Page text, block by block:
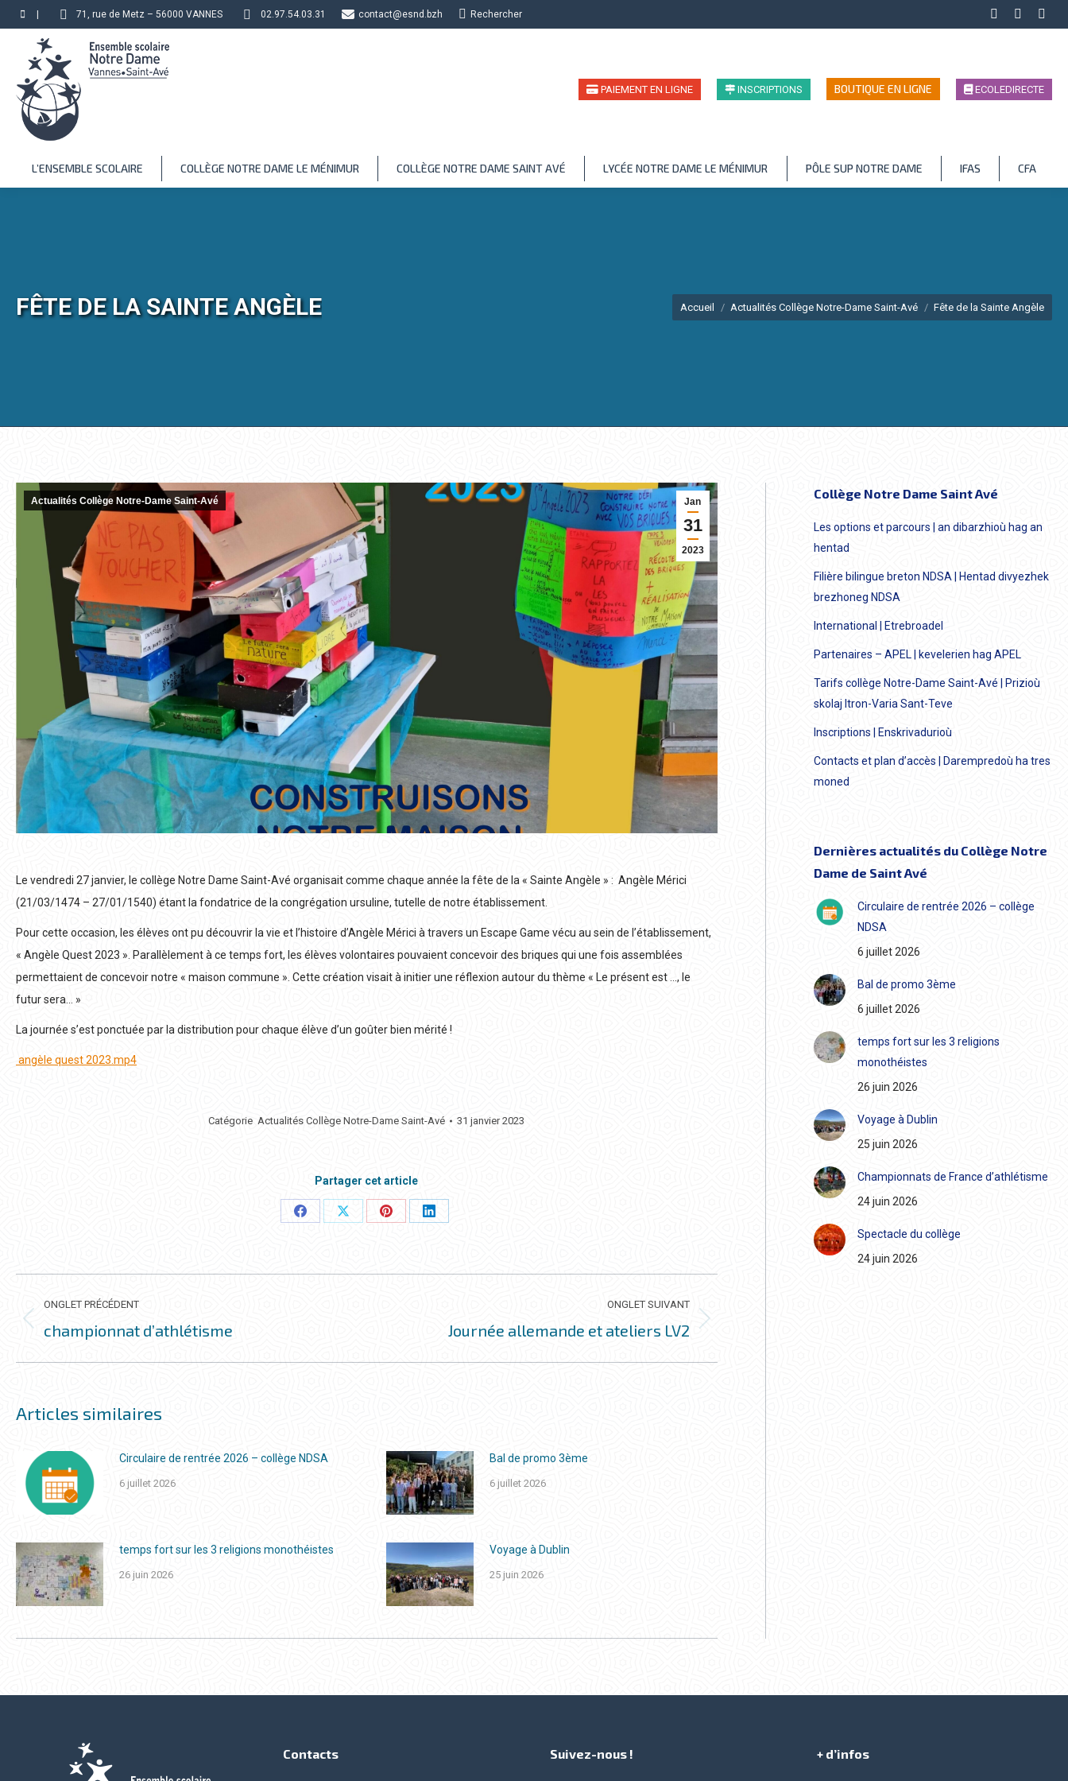
71, rue de Metz – 56000 VANNES 02.97.54.03.31 contact@esnd.bzh Recherche
Rechercher
in
in
in
PAIEMENT EN LIGNE INSCRIPTIONS BOUTIQUE EN LIGNE ECOLEDIRECTE
L’ENSEMBLE SCOLAIRE COLLÈGE NOTRE DAME LE MÉNIMUR COLLÈGE NOTRE DAME SAINT AVÉ LYCÉE NOTRE DAME LE MÉNIMUR PÔLE SUP NOTRE DAME IFAS CFA
FÊTE DE LA SAINTE ANGÈLE Vous êtes ici :
Accueil Actualités Collège Notre-Dame Saint-Avé Fête de la Sainte Angèle
Jan
31
2023
Actualités Collège Notre-Dame Saint-Avé
Le vendredi 27 janvier, le collège Notre Dame Saint-Avé organisait comme chaque année la fête de la « Sainte Angèle » : Angèle Mérici
(21/03/1474 – 27/01/1540) étant la fondatrice de la congrégation ursuline, tutelle de notre établissement.
Pour cette occasion, les élèves ont pu découvrir la vie et l’histoire d’Angèle Mérici à travers un Escape Game vécu au sein de l’établissement,
« Angèle Quest 2023 ». Parallèlement à ce temps fort, les élèves volontaires pouvaient concevoir des briques qui une fois assemblées
permettaient de concevoir notre « maison commune ». Cette création visait à initier une réflexion autour du thème « Le présent est …, le
futur sera… »
La journée s’est ponctuée par la distribution pour chaque élève d’un goûter bien mérité !
angèle quest 2023.mp4
CatégorieActualités Collège Notre-Dame Saint-Avé 31 janvier 2023
Partager cet article
PartagerPartagerPartagerPartager
NAVIGATION
DE
COMMENTAIRE
ONGLET PRÉCÉDENT
Onglet
championnat d’athlétisme
ONGLET SUIVANT
Journée allemande et ateliers LV2
Articles similaires
Circulaire de rentrée 2026 – collège NDSA
6 juillet 2026
Bal de promo 3ème
6 juillet 2026
temps fort sur les 3 religions monothéistes
26 juin 2026
Voyage à Dublin
25 juin 2026
Collège Notre Dame Saint Avé
Les options et parcours | an dibarzhioù hag an
hentad
Filière bilingue breton NDSA | Hentad divyezhek
brezhoneg NDSA
International | Etrebroadel
Partenaires – APEL | kevelerien hag APEL
Tarifs collège Notre-Dame Saint-Avé | Prizioù
skolaj Itron-Varia Sant-Teve
Inscriptions | Enskrivadurioù
Contacts et plan d’accès | Darempredoù ha tres
moned
Dernières actualités du Collège Notre
Dame de Saint Avé
Circulaire de rentrée 2026 – collège
NDSA
6 juillet 2026
Bal de promo 3ème
6 juillet 2026
temps fort sur les 3 religions
monothéistes
26 juin 2026
Voyage à Dublin
25 juin 2026
Championnats de France d’athlétisme
24 juin 2026
Spectacle du collège
24 juin 2026
Contacts Suivez-nous ! + d’infos